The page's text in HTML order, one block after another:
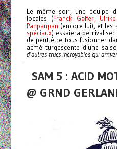
Le même soir, une équipe
locales (Franck Gaffer,
Panpanpan (encore lui), et les
spéciaux) essaiera de
de peut être tous fusionner
acmé turgescente d’une
d’autres trucs incroyables qui
SAM 5 : ACID
@ GRND